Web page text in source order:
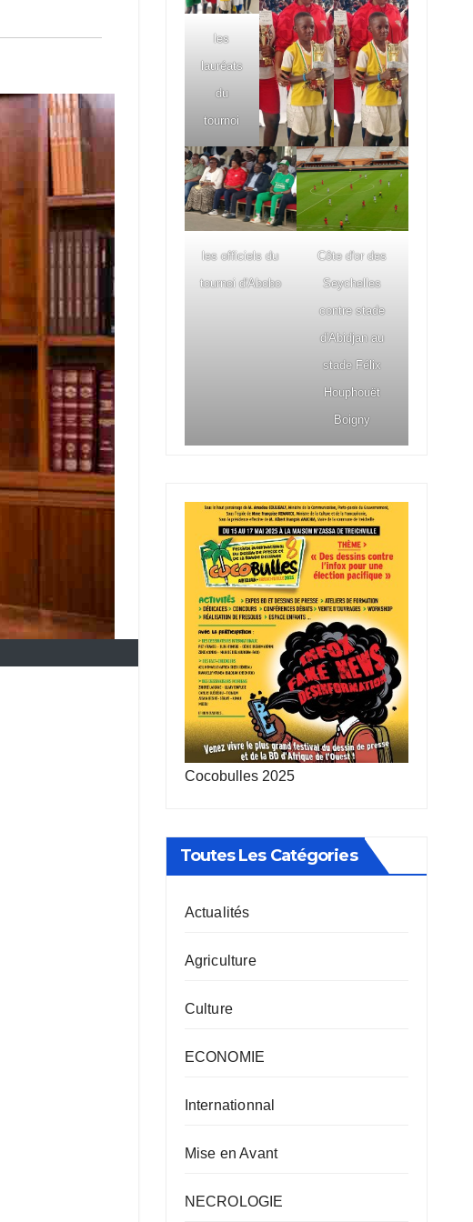
les
lauréats
du
tournoi
les officiels du
tournoi d'Abobo
Côte d'or des
Seychelles
contre stade
d'Abidjan au
stade Félix
Houphouët
Boigny
Cocobulles 2025
Toutes Les Catégories
Actualités
Agriculture
Culture
ECONOMIE
Internationnal
Mise en Avant
NECROLOGIE